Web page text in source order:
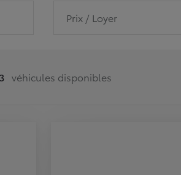
Prix / Loyer
véhicules disponibles